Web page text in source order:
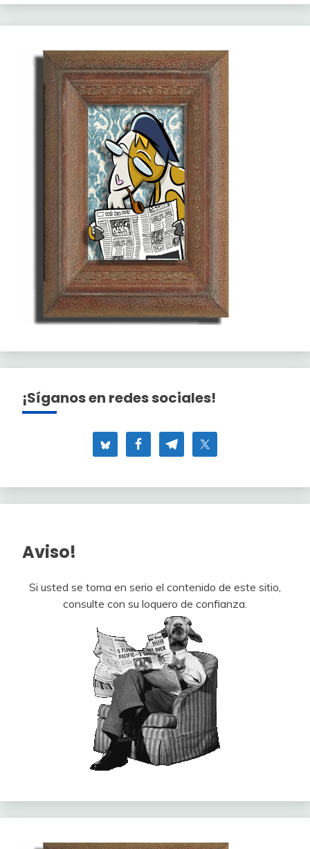
¡Síganos en redes sociales!
Aviso!
Si usted se toma en serio el contenido de este sitio,
consulte con su loquero de confianza.